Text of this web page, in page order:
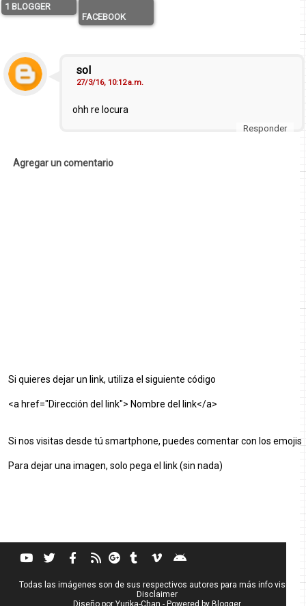
1 BLOGGER
FACEBOOK
sol
27/3/16, 10:12 a.m.
ohh re locura
Responder
Agregar un comentario
Si quieres dejar un link, utiliza el siguiente código
<a href="Dirección del link"> Nombre del link</a>
Si nos visitas desde tú smartphone, puedes comentar con los emojis
Para dejar una imagen, solo pega el link (sin nada)
Todas las imágenes son de sus respectivos autores para más info visita
Disclaimer
Diseño por Yurika-Chan - Powered by Blogger